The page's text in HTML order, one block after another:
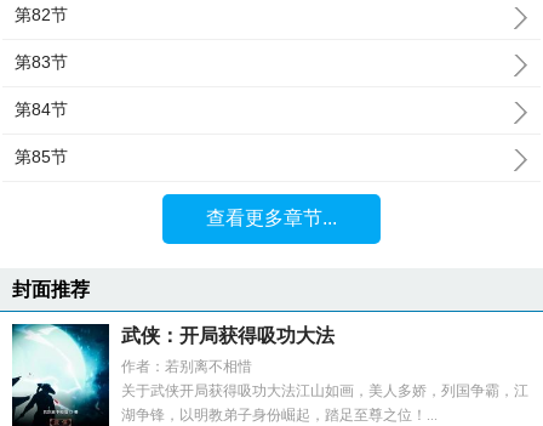
第82节
第83节
第84节
第85节
查看更多章节...
封面推荐
武侠：开局获得吸功大法
作者：若别离不相惜
关于武侠开局获得吸功大法江山如画，美人多娇，列国争霸，江
湖争锋，以明教弟子身份崛起，踏足至尊之位！...